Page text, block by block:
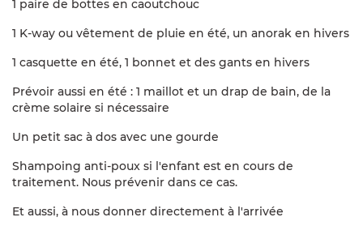
difficultés et pour trouver ensemble des règles de
Mise à disposition de nombreux jeux coopératifs
(jeux de plateaux, parachute…)
Apprentissage de la prise de décisions collective où
l’écoute des envies et besoins de chacun permettra
d’établir le programme du séjour à partir du thème
établi à l’avance mais aussi à partir d’une liste
d’activités variées. Une attention particulière sera
portée aux demandes minoritaires pour que celles-
Gestion de la vie de groupe avec règles décidées
1 paire de bottes en caoutchouc
1 K-way ou vêtement de pluie en été, un anorak en hivers
1 casquette en été, 1 bonnet et des gants en hivers
Prévoir aussi en été : 1 maillot et un drap de bain, de la
crème solaire si nécessaire
Un petit sac à dos avec une gourde
Shampoing anti-poux si l'enfant est en cours de
traitement. Nous prévenir dans ce cas.
Et aussi, à nous donner directement à l'arrivée